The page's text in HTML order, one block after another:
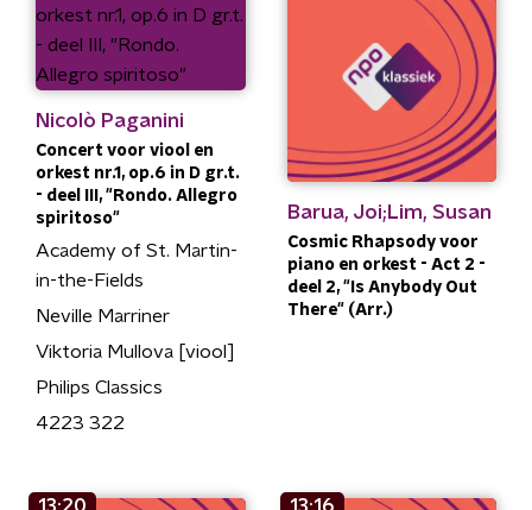
Nicolò Paganini
Concert voor viool en
orkest nr.1, op.6 in D gr.t.
- deel III, "Rondo. Allegro
spiritoso"
Academy of St. Martin-
in-the-Fields
Neville Marriner
Viktoria Mullova [viool]
Philips Classics
4223 322
Barua, Joi;Lim, Susan
Cosmic Rhapsody voor
piano en orkest - Act 2 -
deel 2, "Is Anybody Out
There" (Arr.)